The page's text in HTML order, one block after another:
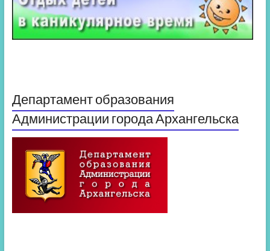
Департамент образования
Администрации города Архангельска